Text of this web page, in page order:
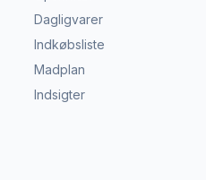
Dagligvarer
Indkøbsliste
Madplan
Indsigter